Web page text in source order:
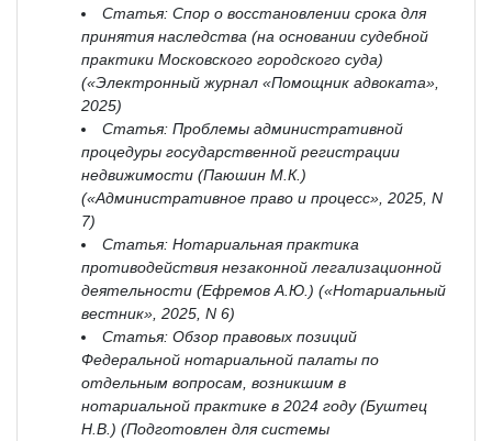
Статья: Спор о восстановлении срока для
принятия наследства (на основании судебной
практики Московского городского суда)
(«Электронный журнал «Помощник адвоката»,
2025)
Статья: Проблемы административной
процедуры государственной регистрации
недвижимости (Паюшин М.К.)
(«Административное право и процесс», 2025, N
7)
Статья: Нотариальная практика
противодействия незаконной легализационной
деятельности (Ефремов А.Ю.) («Нотариальный
вестник», 2025, N 6)
Статья: Обзор правовых позиций
Федеральной нотариальной палаты по
отдельным вопросам, возникшим в
нотариальной практике в 2024 году (Буштец
Н.В.) (Подготовлен для системы